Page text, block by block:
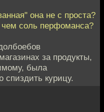
она не с проста?
чем соль перфоманса?
за продукты,
была
спиздить курицу.